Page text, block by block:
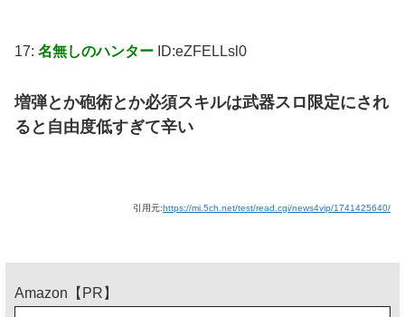
17: 名無しのハンター ID:eZFELLsl0
増弾とか砲術とか必須スキルは武器スロ限定にされ
ると自由度低すぎて辛い
引用元:https://mi.5ch.net/test/read.cgi/news4vip/1741425640/
Amazon【PR】